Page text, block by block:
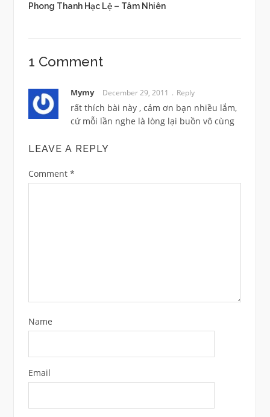
Phong Thanh Hạc Lệ – Tâm Nhiên
1 Comment
Mymy December 29, 2011 Reply
rất thích bài này , cảm ơn bạn nhiều lắm,
cứ mỗi lần nghe là lòng lại buồn vô cùng
LEAVE A REPLY
Comment *
Name
Email